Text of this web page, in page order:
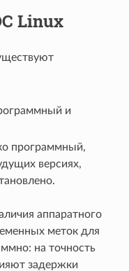
Linux
и
программный,
версиях,
аппаратного
меток для
на точность
задержки